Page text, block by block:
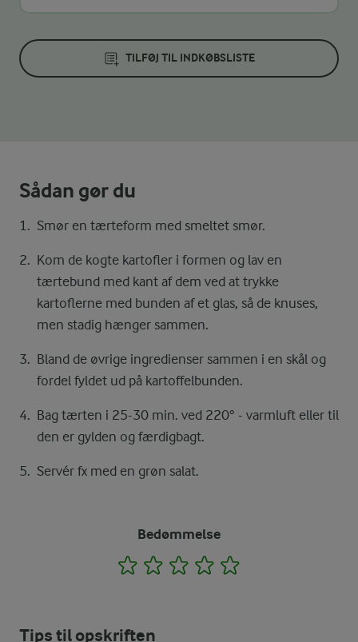
TILFØJ TIL INDKØBSLISTE
Sådan gør du
Smør en tærteform med smeltet smør.
Kom de kogte kartofler i formen og lav en
tærtebund med kant af dem ved at trykke
kartoflerne med bunden af et glas, så de knuses,
men stadig hænger sammen.
Bland de øvrige ingredienser sammen i en skål og
fordel fyldet ud på kartoffelbunden.
Bag tærten i 25-30 min. ved 220° - varmluft eller til
den er gylden og færdigbagt.
Servér fx med en grøn salat.
Bedømmelse
1 2 3 4
Tips til opskriften